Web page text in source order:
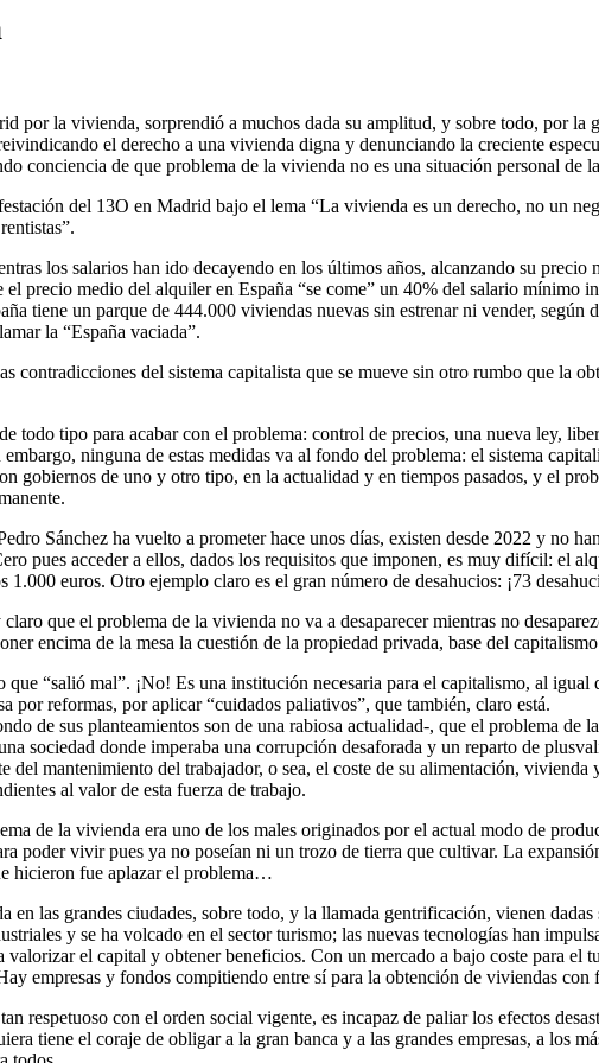
por la vivienda, sorprendió a muchos dada su amplitud, y sobre todo, por la
el derecho a una vivienda digna y denunciando la creciente
conciencia de que problema de la vivienda no es una situación personal de
del 13O en Madrid bajo el lema “La vivienda es un derecho, no un
los salarios han ido decayendo en los últimos años, alcanzando su
el precio medio del alquiler en España “se come” un 40% del salario mínimo
tiene un parque de 444.000 viviendas nuevas sin estrenar ni vender,
la “España vaciada”.
contradicciones del sistema capitalista que se mueve sin otro rumbo que la
todo tipo para acabar con el problema: control de precios, una nueva ley,
ninguna de estas medidas va al fondo del problema: el sistema
gobiernos de uno y otro tipo, en la actualidad y en tiempos pasados, y el
Sánchez ha vuelto a prometer hace unos días, existen desde 2022 y no
pues acceder a ellos, dados los requisitos que imponen, es muy difícil: el
euros. Otro ejemplo claro es el gran número de desahucios: ¡73
que el problema de la vivienda no va a desaparecer mientras no
encima de la mesa la cuestión de la propiedad privada, base del
“salió mal”. ¡No! Es una institución necesaria para el capitalismo, al
por reformas, por aplicar “cuidados paliativos”, que también, claro está.
de sus planteamientos son de una rabiosa actualidad-, que el problema de
sociedad donde imperaba una corrupción desaforada y un reparto de
del mantenimiento del trabajador, o sea, el coste de su alimentación,
al valor de esta fuerza de trabajo.
de la vivienda era uno de los males originados por el actual modo de
poder vivir pues ya no poseían ni un trozo de tierra que cultivar. La
hicieron fue aplazar el problema…
las grandes ciudades, sobre todo, y la llamada gentrificación, vienen
y se ha volcado en el sector turismo; las nuevas tecnologías han
el capital y obtener beneficios. Con un mercado a bajo coste para el
empresas y fondos compitiendo entre sí para la obtención de viviendas
respetuoso con el orden social vigente, es incapaz de paliar los efectos
tiene el coraje de obligar a la gran banca y a las grandes empresas, a los